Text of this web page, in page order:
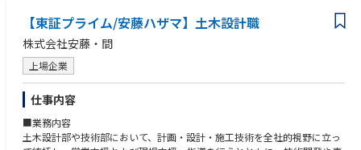
【東証プライム/安藤ハザマ】土木設計職
株式会社安藤・間
上場企業
仕事内容
■業務内容
土木設計部や技術部において、計画・設計・施工技術を全社的視野に立っ